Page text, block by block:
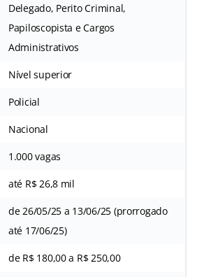
Delegado, Perito Criminal,
Papiloscopista e Cargos
Administrativos
Nível superior
Policial
Nacional
1.000 vagas
até R$ 26,8 mil
de 26/05/25 a 13/06/25 (prorrogado
até 17/06/25)
de R$ 180,00 a R$ 250,00